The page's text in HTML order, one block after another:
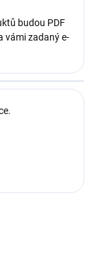
budou PDF
vámi zadaný e-